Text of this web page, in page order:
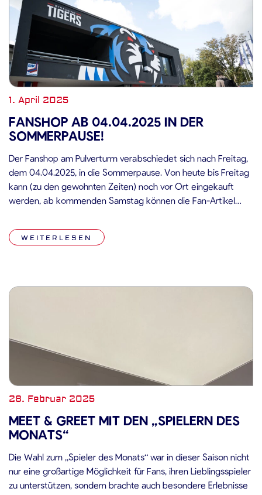
1. April 2025
FANSHOP AB 04.04.2025 IN DER
SOMMERPAUSE!
Der Fanshop am Pulverturm verabschiedet sich nach Freitag,
dem 04.04.2025, in die Sommerpause. Von heute bis Freitag
kann (zu den gewohnten Zeiten) noch vor Ort eingekauft
werden, ab kommenden Samstag können die Fan-Artikel
WEITERLESEN
28. Februar 2025
MEET & GREET MIT DEN „SPIELERN DES
MONATS“
Die Wahl zum „Spieler des Monats“ war in dieser Saison nicht
nur eine großartige Möglichkeit für Fans, ihren Lieblingsspieler
zu unterstützen, sondern brachte auch besondere Erlebnisse